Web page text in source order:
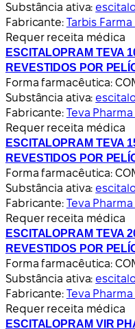
Substância ativa:
Fabricante: Tarbis Farma
Requer receita médica
ESCITALOPRAM TEVA
REVESTIDOS POR
Forma farmacêutica:
Substância ativa:
Fabricante: Teva Pharma
Requer receita médica
ESCITALOPRAM TEVA
REVESTIDOS POR
Forma farmacêutica:
Substância ativa:
Fabricante: Teva Pharma
Requer receita médica
ESCITALOPRAM TEVA
REVESTIDOS POR
Forma farmacêutica:
Substância ativa:
Fabricante: Teva Pharma
Requer receita médica
ESCITALOPRAM VIR